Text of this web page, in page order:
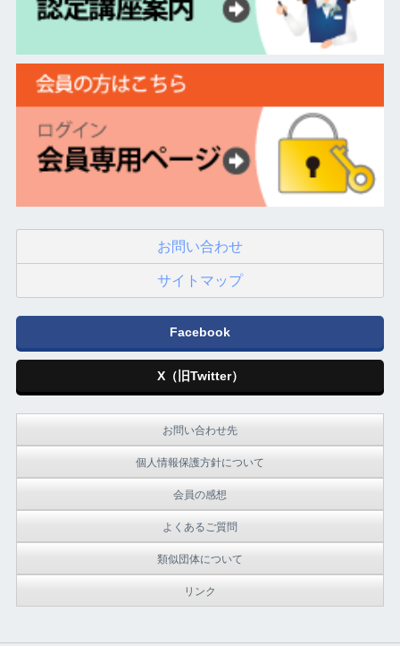
お問い合わせ
サイトマップ
Facebook
X（旧Twitter）
お問い合わせ先
個人情報保護方針について
会員の感想
よくあるご質問
類似団体について
リンク